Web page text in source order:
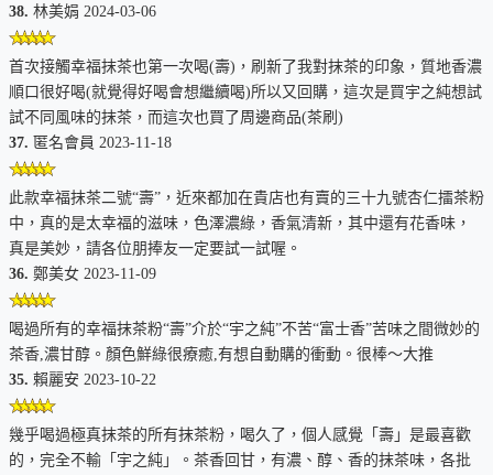
38. 林美娟 2024-03-06
首次接觸幸福抹茶也第一次喝(壽)，刷新了我對抹茶的印象，質地香濃
順口很好喝(就覺得好喝會想繼續喝)所以又回購，這次是買宇之純想試
試不同風味的抹茶，而這次也買了周邊商品(茶刷)
37. 匿名會員 2023-11-18
此款幸福抹茶二號“壽”，近來都加在貴店也有賣的三十九號杏仁擂茶粉
中，真的是太幸福的滋味，色澤濃綠，香氣清新，其中還有花香味，
真是美妙，請各位朋捧友一定要試一試喔。
36. 鄭美女 2023-11-09
喝過所有的幸福抹茶粉“壽”介於“宇之純”不苦“富士香”苦味之間微妙的
茶香,濃甘醇。顏色鮮綠很療癒,有想自動購的衝動。很棒～大推
35. 賴麗安 2023-10-22
幾乎喝過極真抹茶的所有抹茶粉，喝久了，個人感覺「壽」是最喜歡
的，完全不輸「宇之純」。茶香回甘，有濃、醇、香的抹茶味，各批